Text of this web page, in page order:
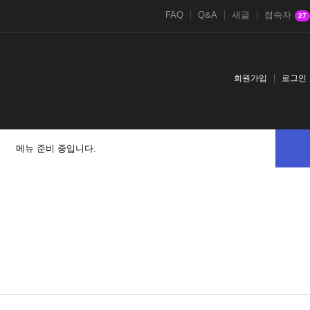
FAQ Q&A 새글 접속자 27
회원가입 로그인
메뉴 준비 중입니다.